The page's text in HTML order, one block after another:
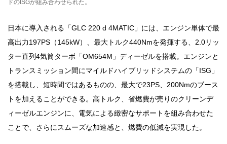
ドのISGが組み合わせられた。
日本に導入される「GLC 220 d 4MATIC」には、エンジン単体で最
高出力197PS（145kW）、最大トルク440Nmを発揮する、2.0リッ
ター直列4気筒ターボ「OM654M」ディーゼルを搭載。エンジンと
トランスミッション間にマイルドハイブリッドシステムの「ISG」
を搭載し、短時間ではあるものの、最大で23PS、200Nmのブース
トを加えることができる。高トルク、省燃費が売りのクリーンデ
ィーゼルエンジンに、電気による緻密なサポートを組み合わせた
ことで、さらにスムーズな加速感と、燃費の低減を実現した。